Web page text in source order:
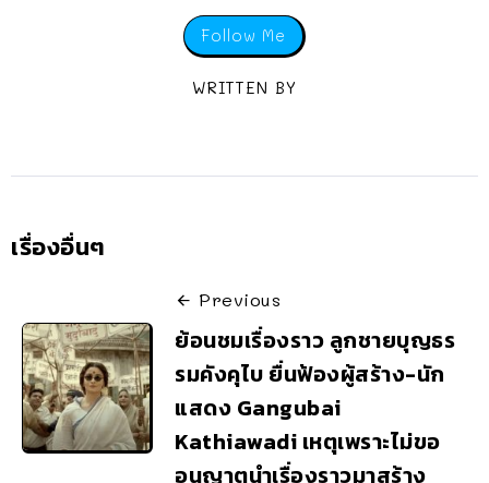
Follow Me
WRITTEN BY
เรื่องอื่นๆ
Previous
ย้อนชมเรื่องราว ลูกชายบุญธร
รมคังคุไบ ยื่นฟ้องผู้สร้าง-นัก
แสดง Gangubai
Kathiawadi เหตุเพราะไม่ขอ
อนุญาตนำเรื่องราวมาสร้าง